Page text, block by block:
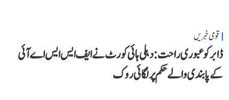
قومی خبریں
ڈابر کو عبوری راحت: دہلی ہائی کورٹ نے ایف ایس ایس اے آئی
کے پابندی والے حکم پر لگائی روک